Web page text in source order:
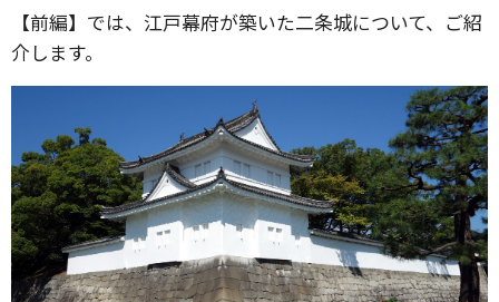
【前編】では、江戸幕府が築いた二条城について、ご紹
介します。